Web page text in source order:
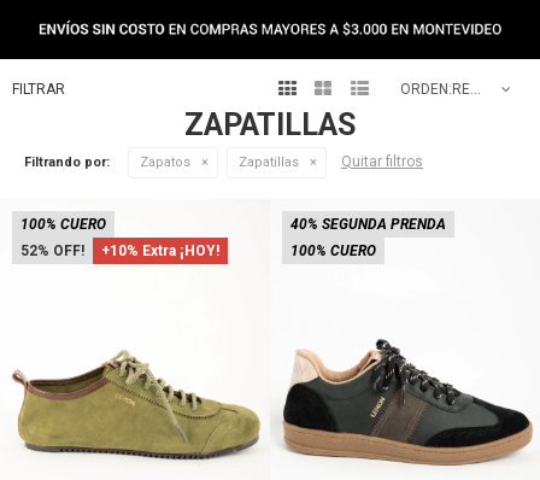
ZAPATILLAS
   RECOMENDADOS
Filtrando por: Zapatos Zapatillas Quitar filtros
NEW IN
52 +10% Extra ¡HOY!
100% CUERO
100% CUERO
40% SEGUNDA PRENDA